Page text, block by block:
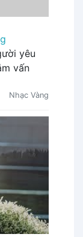
yêu
vấn
Nhạc Vàng